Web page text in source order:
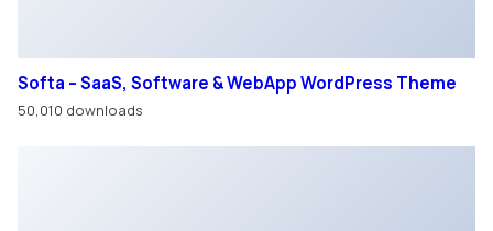
Softa – SaaS, Software & WebApp WordPress Theme
50,010 downloads